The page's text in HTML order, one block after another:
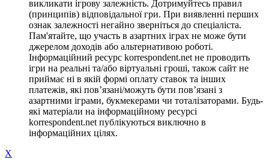
викликати ігрову залежність. Дотримуйтесь правил
(принципів) відповідальної гри. При виявленні перших
ознак залежності негайно зверніться до спеціаліста.
Пам'ятайте, що участь в азартних іграх не може бути
джерелом доходів або альтернативою роботі.
Інформаційний ресурс korrespondent.net не проводить
ігри на реальні та/або віртуальні гроші, також сайт не
приймає ні в якій формі оплату ставок та інших
платежів, які пов’язані/можуть бути пов’язані з
азартними іграми, букмекерами чи тоталізаторами. Будь-
які матеріали на інформаційному ресурсі
korrespondent.net публікуються виключно в
інформаційних цілях.
X